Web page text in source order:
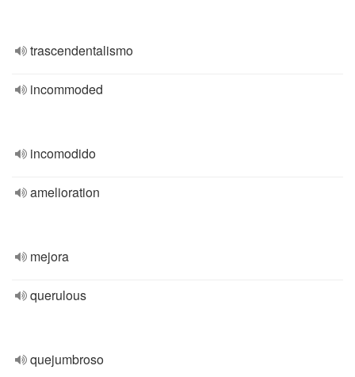
trascendentalismo
incommoded
incomodido
amelioration
mejora
querulous
quejumbroso